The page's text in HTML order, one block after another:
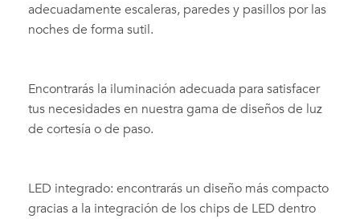
adecuadamente escaleras, paredes y pasillos por las
noches de forma sutil.
Encontrarás la iluminación adecuada para satisfacer
tus necesidades en nuestra gama de diseños de luz
de cortesía o de paso.
LED integrado: encontrarás un diseño más compacto
gracias a la integración de los chips de LED dentro